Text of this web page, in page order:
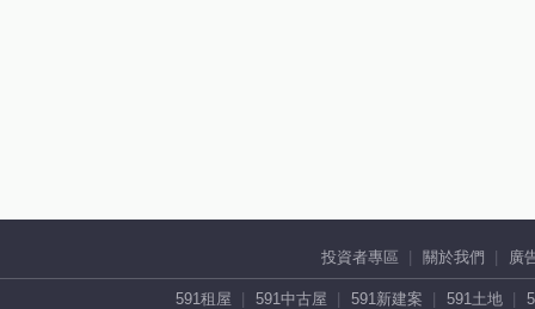
投資者專區 關於我們 廣
591租屋 591中古屋 591新建案 591土地